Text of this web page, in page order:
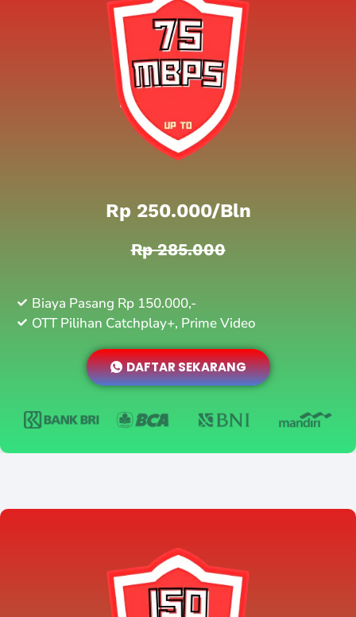
Rp 250.000/bln
Rp 285.000
Biaya Pasang Rp 150.000,-
OTT Pilihan Catchplay+, Prime Video
DAFTAR SEKARANG